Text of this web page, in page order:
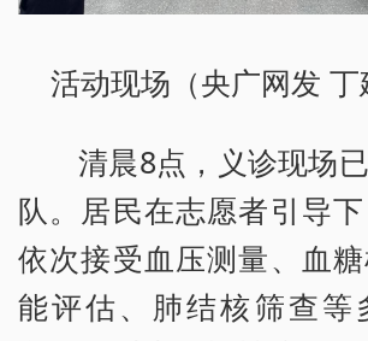
活动现场（央广网发 丁
清晨8点，义诊现场
队。居民在志愿者引导
依次接受血压测量、血
能评估、肺结核筛查等